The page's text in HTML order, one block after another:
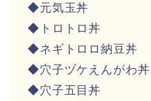
◆元気玉丼
◆トロトロ丼
◆ネギトロロ納豆丼
◆穴子ヅケえんがわ丼
◆穴子五目丼